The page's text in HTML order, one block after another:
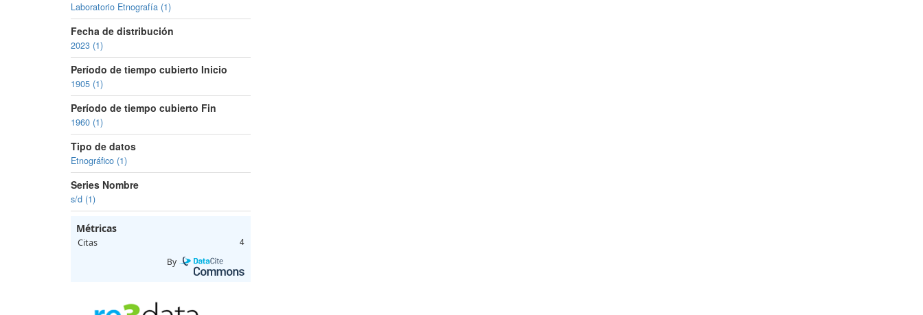
Laboratorio Etnografía (1)
Fecha de distribución
2023 (1)
Período de tiempo cubierto Inicio
1905 (1)
Período de tiempo cubierto Fin
1960 (1)
Tipo de datos
Etnográfico (1)
Series Nombre
s/d (1)
Métricas
Citas 4
By